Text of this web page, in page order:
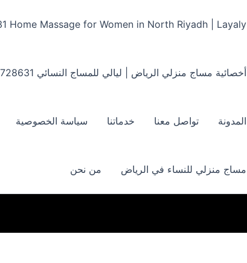
Home Massage for Women in North Riyadh | Layaly ‏‪0548728631
أخصائية مساج منزلي الرياض | ليالي للمساج النسائي ‏‪0548728631
المدونة تواصل معنا خدماتنا سياسة الخصوصية
مساج منزلي للنساء في الرياض من نحن